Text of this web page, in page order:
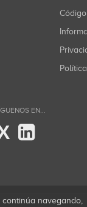
EN...
navegando,